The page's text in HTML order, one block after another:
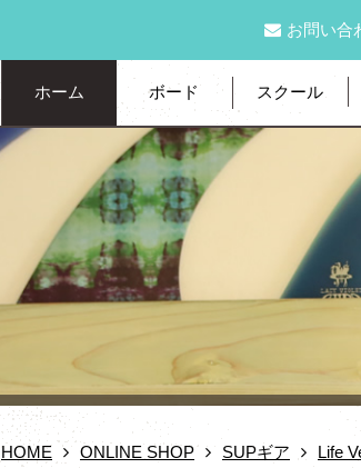
お問い合
ホーム ボード スクール
HOME ONLINE SHOP SUPギア Life